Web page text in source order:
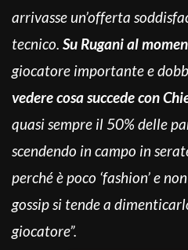
arrivasse un’offerta
tecnico. Su Rugani al
giocatore importante e
vedere cosa succede con
quasi sempre il 50% delle
scendendo in campo in
perché è poco ‘fashion’ e
gossip si tende a
giocatore”.